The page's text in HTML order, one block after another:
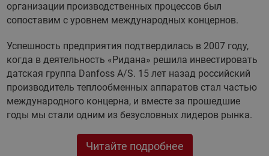
организации производственных процессов был
сопоставим с уровнем международных концернов.
Успешность предприятия подтвердилась в 2007 году,
когда в деятельность «Ридана» решила инвестировать
датская группа Danfoss A/S. 15 лет назад российский
производитель теплообменных аппаратов стал частью
международного концерна, и вместе за прошедшие
годы мы стали одним из безусловных лидеров рынка.
Читайте подробнее